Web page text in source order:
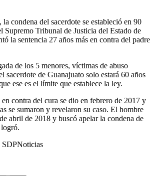
condena del sacerdote se estableció en 90
Supremo Tribunal de Justicia del Estado de
la sentencia 27 años más en contra del padre
de los 5 menores, víctimas de abuso
sacerdote de Guanajuato solo estará 60 años
ese es el límite que establece la ley.
contra del cura se dio en febrero de 2017 y
se sumaron y revelaron su caso. El hombre
abril de 2018 y buscó apelar la condena de